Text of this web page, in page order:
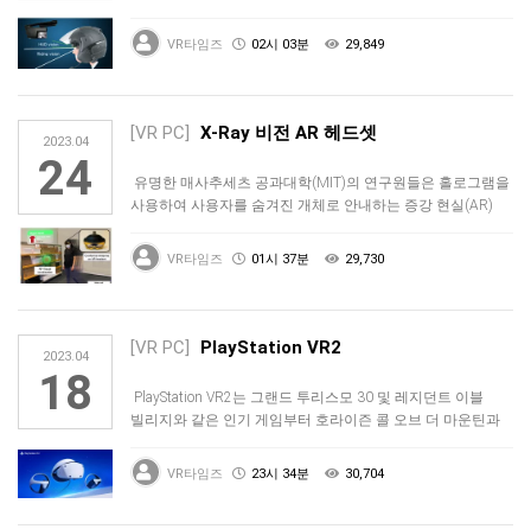
VR타임즈 02시 03분 29,849
2023.04
24
[VR PC] X-Ray 비전 AR 헤드셋
유명한 매사추세츠 공과대학(MIT)의 연구원들은 홀로그램을
사용하여 사용자를 숨겨진 개체로 안내하는 증강 현실(AR)
VR타임즈 01시 37분 29,730
2023.04
18
[VR PC] PlayStation VR2
PlayStation VR2는 그랜드 투리스모 30 및 레지던트 이블
빌리지와 같은 인기 게임부터 호라이즌 콜 오브 더 마운틴과
VR타임즈 23시 34분 30,704